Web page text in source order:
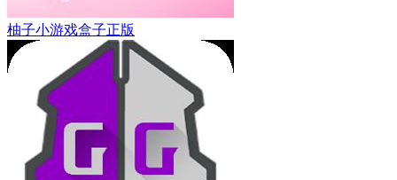
柚子小游戏盒子正版